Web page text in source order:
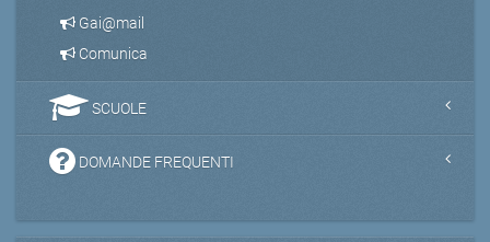
Gai@mail
Comunica
SCUOLE
DOMANDE FREQUENTI